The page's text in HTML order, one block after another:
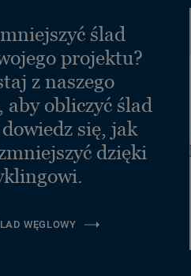
ślad
projektu?
z naszego
obliczyć ślad
się, jak
dzięki
WĘGLOWY